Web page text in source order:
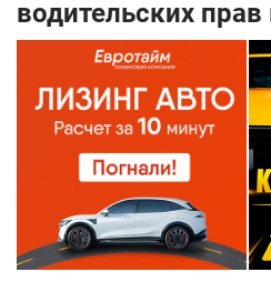
водительских прав